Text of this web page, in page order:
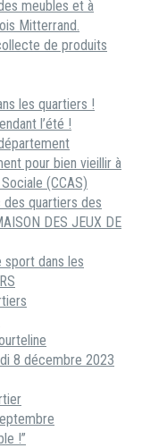
meubles et à
Mitterrand.
de produits
les quartiers !
l’été !
pour bien vieillir à
(CCAS)
des quartiers des
DES JEUX DE
sport dans les
8 décembre 2023
!”